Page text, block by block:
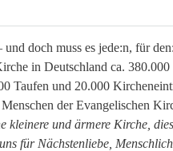
doch muss es jede:n, für
in Deutschland ca.
Taufen und 20.000
der Evangelischen
kleinere und ärmere Kirche,
für Nächstenliebe,